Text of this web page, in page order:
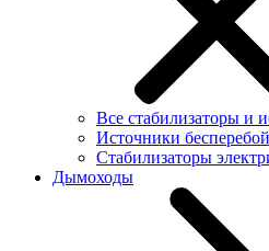
Все стабилизаторы и
Источники
Стабилизаторы
Дымоходы